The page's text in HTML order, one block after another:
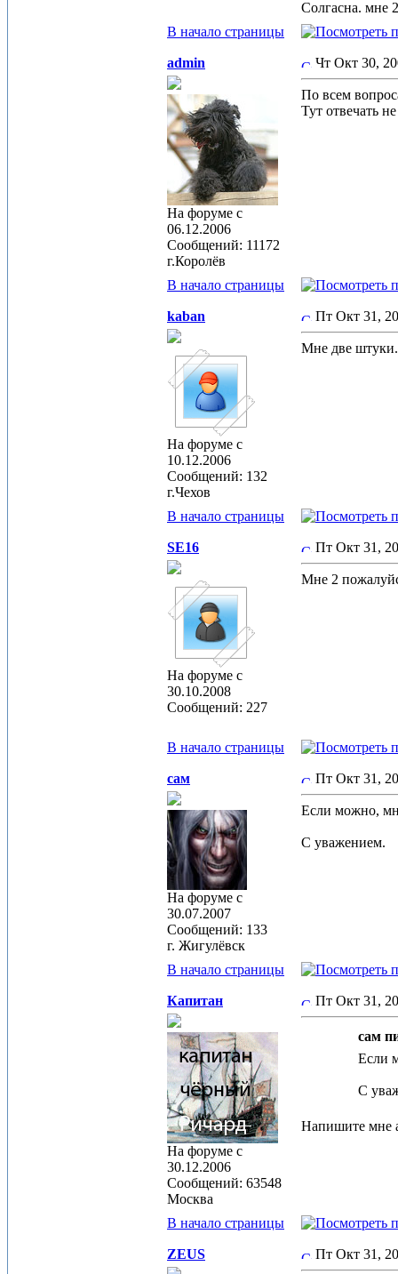
Солгасна. мне
В начало страницы
admin
На форуме с
06.12.2006
Сообщений: 11172
г.Королёв
Чт Окт 30,
По всем
Тут отвечать
В начало страницы
kaban
На форуме с
10.12.2006
Сообщений: 132
г.Чехов
Пт Окт 31,
Мне две
В начало страницы
SE16
На форуме с
30.10.2008
Сообщений: 227
Пт Окт 31,
Мне 2
В начало страницы
сам
На форуме с
30.07.2007
Сообщений: 133
г. Жигулёвск
Пт Окт 31,
Если можно,
С уважением.
В начало страницы
Капитан
На форуме с
30.12.2006
Сообщений: 63548
Москва
Пт Окт 31,
сам
Если
С
Напишите мне
В начало страницы
ZEUS Пт Окт 31,